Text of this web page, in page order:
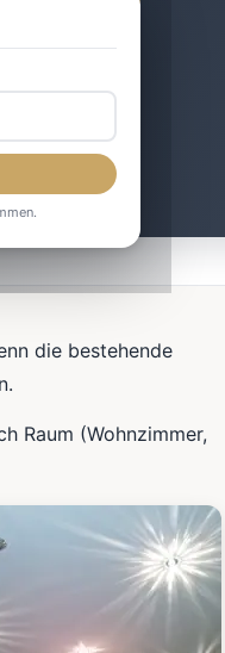
die bestehende
Raum (Wohnzimmer,